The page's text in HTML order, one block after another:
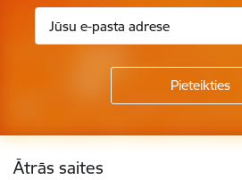
Kājene
Ātrās saites